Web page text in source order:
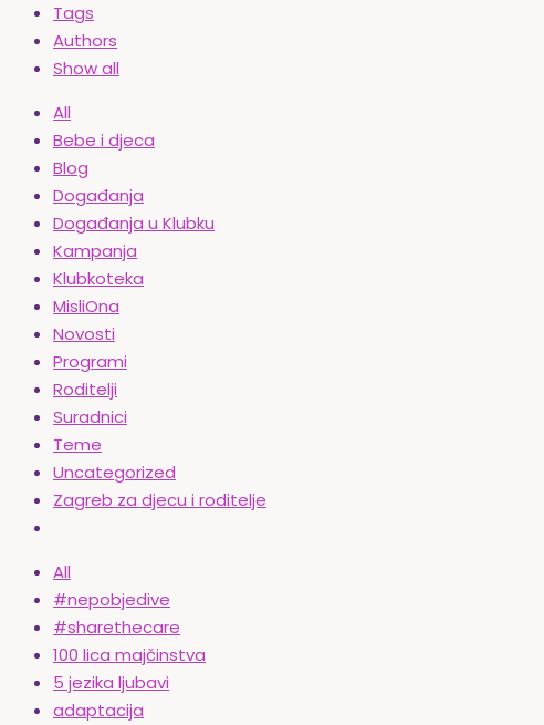
Tags
Authors
Show all
All
Bebe i djeca
Blog
Događanja
Događanja u Klubku
Kampanja
Klubkoteka
MisliOna
Novosti
Programi
Roditelji
Suradnici
Teme
Uncategorized
Zagreb za djecu i roditelje
All
#nepobjedive
#sharethecare
100 lica majčinstva
5 jezika ljubavi
adaptacija